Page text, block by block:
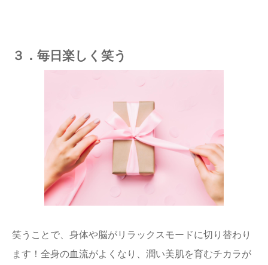
３．毎日楽しく笑う
笑うことで、身体や脳がリラックスモードに切り替わり
ます！全身の血流がよくなり、潤い美肌を育むチカラが